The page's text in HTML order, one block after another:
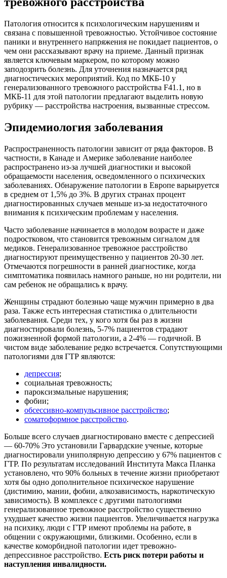
Патология относится к психологическим нарушениям и
связана с повышенной тревожностью. Устойчивое состояние
паники и внутреннего напряжения не покидает пациентов, о
чем они рассказывают врачу на приеме. Данный признак
является ключевым маркером, по которому можно
заподозрить болезнь. Для уточнения назначается ряд
диагностических мероприятий. Код по МКБ-10 у
генерализованного тревожного расстройства F41.1, но в
МКБ-11 для этой патологии предлагают выделить новую
рубрику — расстройства настроения, вызванные стрессом.
Эпидемиология заболевания
Распространенность патологии зависит от ряда факторов. В
частности, в Канаде и Америке заболевание наиболее
распространено из-за лучшей диагностики и высокой
обращаемости населения, осведомленного о психических
заболеваниях. Обнаружение патологии в Европе варьируется
в среднем от 1,5% до 3%. В других странах процент
диагностированных случаев меньше из-за недостаточного
внимания к психическим проблемам у населения.
Часто заболевание начинается в молодом возрасте и даже
подростковом, что становится тревожным сигналом для
медиков. Генерализованное тревожное расстройство
диагностируют преимущественно у пациентов 20-30 лет.
Отмечаются погрешности в ранней диагностике, когда
симптоматика появилась намного раньше, но ни родители, ни
сам ребенок не обращались к врачу.
Женщины страдают болезнью чаще мужчин примерно в два
раза. Также есть интересная статистика о длительности
заболевания. Среди тех, у кого хотя бы раз в жизни
диагностировали болезнь, 5-7% пациентов страдают
пожизненной формой патологии, а 2-4% — годичной. В
чистом виде заболевание редко встречается. Сопутствующими
патологиями для ГТР являются:
депрессия;
социальная тревожность;
пароксизмальные нарушения;
фобии;
обсессивно-компульсивное расстройство;
соматоформное расстройство.
Больше всего случаев диагностировано вместе с депрессией
— 60-70% Это установили Гарвардские ученые, которые
диагностировали униполярную депрессию у 67% пациентов с
ГТР. По результатам исследований Института Макса Планка
установлено, что 90% больных в течение жизни приобретают
хотя бы одно дополнительное психическое нарушение
(дистимию, мании, фобии, алкозависимость, наркотическую
зависимость). В комплексе с другими патологиями
генерализованное тревожное расстройство существенно
ухудшает качество жизни пациентов. Увеличивается нагрузка
на психику, люди с ГТР имеют проблемы на работе, в
общении с окружающими, близкими. Особенно, если в
качестве коморбидной патологии идет тревожно-
депрессивное расстройство. Есть риск потери работы и
наступления инвалидности.